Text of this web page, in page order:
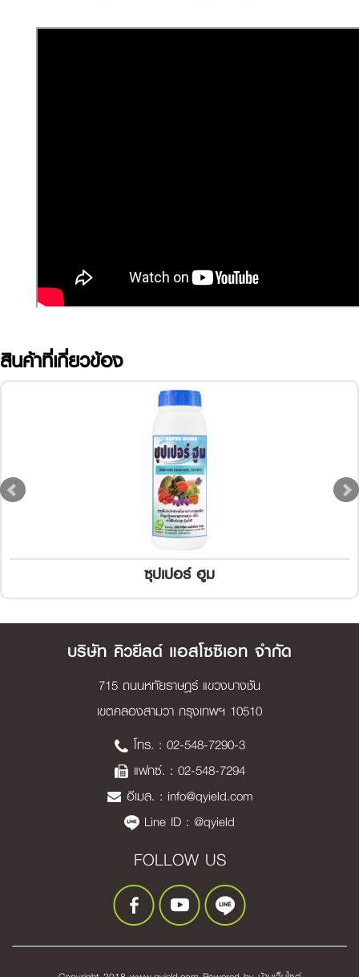
สินค้าที่เกี่ยวข้อง
ซุปเปอร์ ฮูม
บริษัท คิวยีลด์ แอสโซซิเอท จำกัด
715 ถนนหทัยราษฎร์ แขวงบางชัน
เขตคลองสามวา กรุงเทพฯ 10510
โทร. : 02-548-7290-3
แฟกซ์. : 02-548-7294
อีเมล. : info@qyield.com
Line ID : @qyield
FOLLOW US